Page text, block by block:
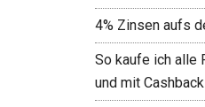
4% Zinsen aufs
So kaufe ich alle
und mit Cashback